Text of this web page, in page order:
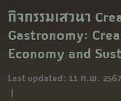
กิจกรรมเสวนา
Gastronomy:
Economy and
Last updated: 11 ก.พ. 2567
|